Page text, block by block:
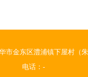
市金东区澧浦镇下屋村（朱
电话：-